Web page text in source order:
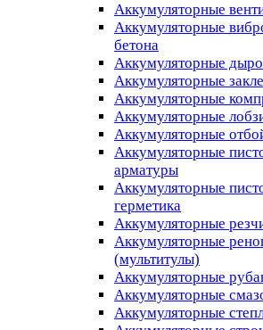
Аккумуляторные
Аккумуляторные
бетона
Аккумуляторные
Аккумуляторные
Аккумуляторные
Аккумуляторные
Аккумуляторные
Аккумуляторные
арматуры
Аккумуляторные
герметика
Аккумуляторные
Аккумуляторные
(мультитулы)
Аккумуляторные
Аккумуляторные
Аккумуляторные